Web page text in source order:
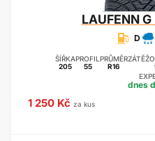
LAUFENNG
D
ŠÍŘKA
205
PROFIL
55
PRŮMĚR
R16
dnes
1 250 Kč za kus